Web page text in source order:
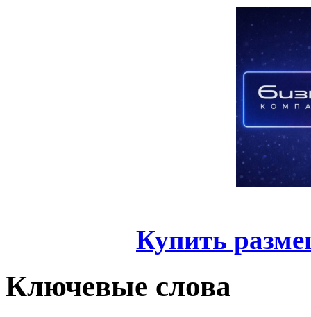
Купить
Ключевые слова